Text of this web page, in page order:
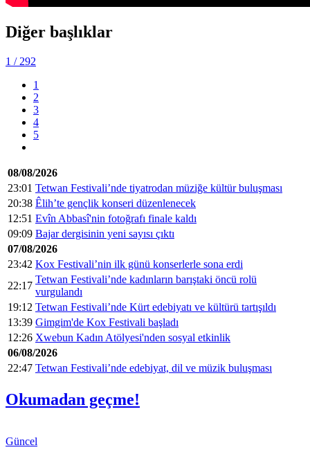
Diğer başlıklar
1 / 292
1
2
3
4
5
08/08/2026
23:01 Tetwan Festivali’nde tiyatrodan müziğe kültür buluşması
20:38 Êlih’te gençlik konseri düzenlenecek
12:51 Evîn Abbasî'nin fotoğrafı finale kaldı
09:09 Bajar dergisinin yeni sayısı çıktı
07/08/2026
23:42 Kox Festivali’nin ilk günü konserlerle sona erdi
22:17
Tetwan Festivali’nde kadınların barıştaki öncü rolü
vurgulandı
19:12 Tetwan Festivali’nde Kürt edebiyatı ve kültürü tartışıldı
13:39 Gimgim'de Kox Festivali başladı
12:26 Xwebun Kadın Atölyesi'nden sosyal etkinlik
06/08/2026
22:47 Tetwan Festivali’nde edebiyat, dil ve müzik buluşması
Okumadan geçme!
Güncel